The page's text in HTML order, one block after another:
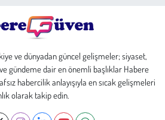
ve dünyadan güncel gelişmeler; siyaset,
gündeme dair en önemli başlıklar Habere
habercilik anlayışıyla en sıcak gelişmeleri
olarak takip edin.